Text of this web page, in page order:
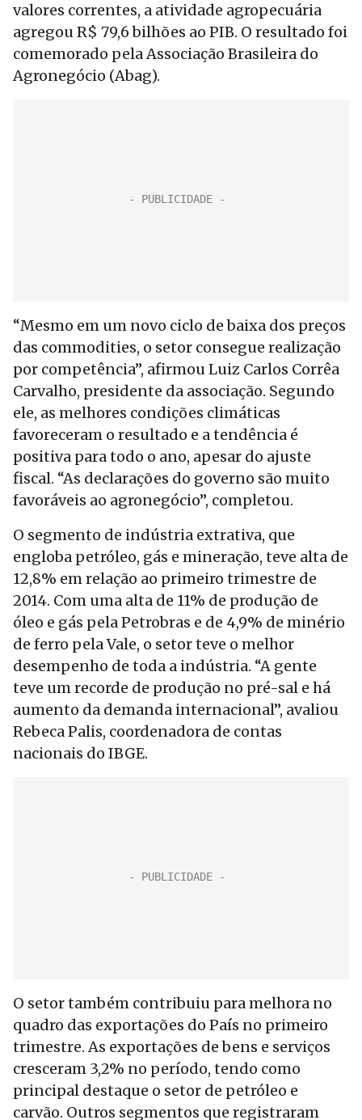
valores correntes, a atividade agropecuária
agregou R$ 79,6 bilhões ao PIB. O resultado foi
comemorado pela Associação Brasileira do
Agronegócio (Abag).
“Mesmo em um novo ciclo de baixa dos preços
das commodities, o setor consegue realização
por competência”, afirmou Luiz Carlos Corrêa
Carvalho, presidente da associação. Segundo
ele, as melhores condições climáticas
favoreceram o resultado e a tendência é
positiva para todo o ano, apesar do ajuste
fiscal. “As declarações do governo são muito
favoráveis ao agronegócio”, completou.
O segmento de indústria extrativa, que
engloba petróleo, gás e mineração, teve alta de
12,8% em relação ao primeiro trimestre de
2014. Com uma alta de 11% de produção de
óleo e gás pela Petrobras e de 4,9% de minério
de ferro pela Vale, o setor teve o melhor
desempenho de toda a indústria. “A gente
teve um recorde de produção no pré-sal e há
aumento da demanda internacional”, avaliou
Rebeca Palis, coordenadora de contas
nacionais do IBGE.
O setor também contribuiu para melhora no
quadro das exportações do País no primeiro
trimestre. As exportações de bens e serviços
cresceram 3,2% no período, tendo como
principal destaque o setor de petróleo e
carvão. Outros segmentos que registraram